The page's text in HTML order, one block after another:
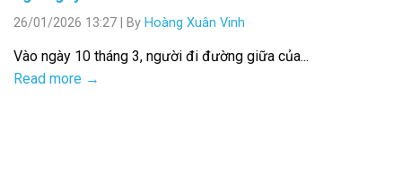
26/01/2026 13:27 By Hoàng Xuân Vinh
Vào ngày 10 tháng 3, người đi đường giữa của...
Read more →